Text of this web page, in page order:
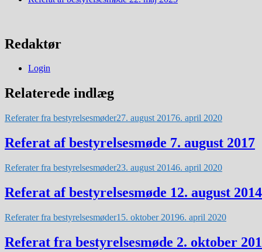
Redaktør
Login
Relaterede indlæg
Referater fra bestyrelsesmøder27. august 20176. april 2020
Referat af bestyrelsesmøde 7. august 2017
Referater fra bestyrelsesmøder23. august 20146. april 2020
Referat af bestyrelsesmøde 12. august 2014
Referater fra bestyrelsesmøder15. oktober 20196. april 2020
Referat fra bestyrelsesmøde 2. oktober